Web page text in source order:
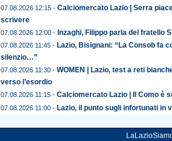
07.08.2026 12:15 - Calciomercato Lazio | Serra
scrivere
07.08.2026 12:00 - Inzaghi, Filippo parla del fratello
07.08.2026 11:45 - Lazio, Bisignani: “La Consob fa
silenzio…”
07.08.2026 11:30 - WOMEN | Lazio, test a reti
verso l’esordio
07.08.2026 11:15 - Calciomercato Lazio | Il Como è
07.08.2026 11:00 - Lazio, il punto sugli infortunati in